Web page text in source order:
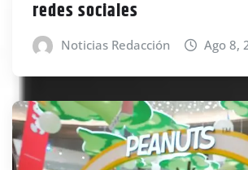
redes sociales
Noticias Redacción Ago 8,